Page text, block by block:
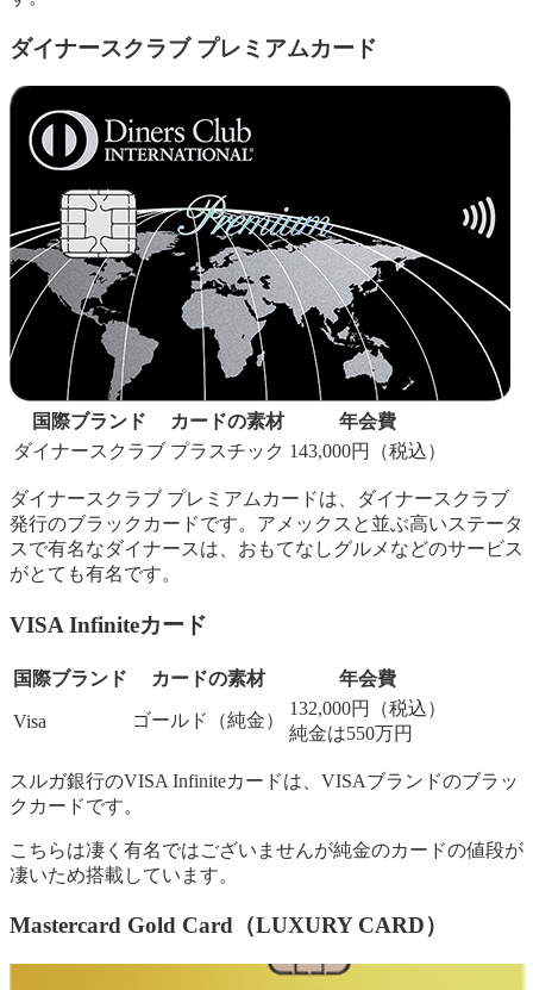
ダイナースクラブ プレミアムカード
国際ブランド カードの素材
年会費
ダイナースクラブ プラスチック 143,000円（税込）
ダイナースクラブ プレミアムカードは、ダイナースクラブ
発行のブラックカードです。アメックスと並ぶ高いステータ
スで有名なダイナースは、おもてなしグルメなどのサービス
がとても有名です。
VISA Infiniteカード
国際ブランド カードの素材 年会費
Visa ゴールド（純金）
132,000円（税込）
純金は550万円
スルガ銀行のVISA Infiniteカードは、VISAブランドのブラッ
クカードです。
こちらは凄く有名ではございませんが純金のカードの値段が
凄いため搭載しています。
Mastercard Gold Card（LUXURY CARD）